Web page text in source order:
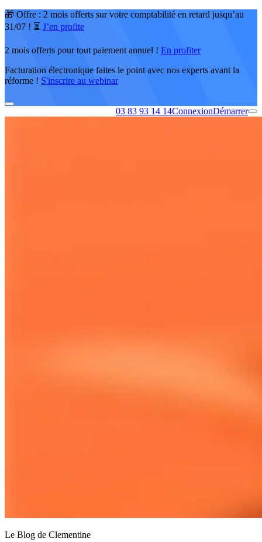
🎁 Offre : 2 mois offerts sur votre comptabilité en retard jusqu’au
31/07 ! ⏳ J’en profite
2 mois offerts pour tout paiement annuel ! En profiter
Facturation électronique faites le point avec nos experts avant la
réforme ! S'inscrire au webinar
03 83 93 14 14ConnexionDémarrer
Le Blog de Clementine